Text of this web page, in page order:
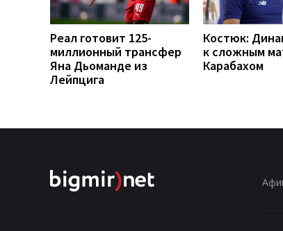
Реал готовит 125-
миллионный трансфер
Яна Дьоманде из
Лейпцига
Костюк:
к сложным
Карабахом